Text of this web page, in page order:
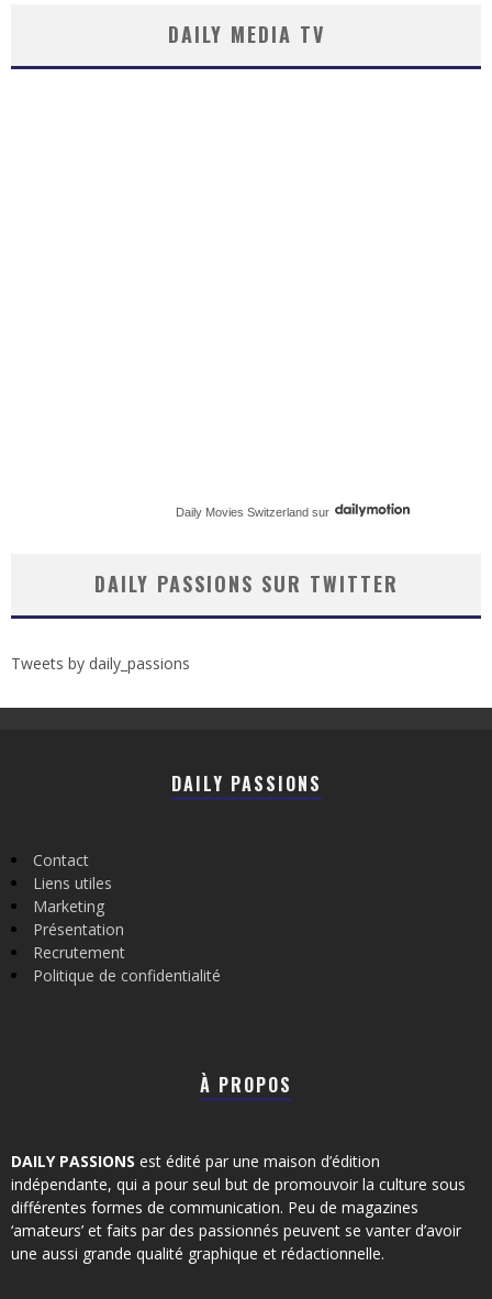
DAILY MEDIA TV
Daily Movies Switzerland sur
DAILY PASSIONS SUR TWITTER
Tweets by daily_passions
DAILY PASSIONS
Contact
Liens utiles
Marketing
Présentation
Recrutement
Politique de confidentialité
À PROPOS
DAILY PASSIONS est édité par une maison d’édition
indépendante, qui a pour seul but de promouvoir la culture sous
différentes formes de communication. Peu de magazines
‘amateurs’ et faits par des passionnés peuvent se vanter d’avoir
une aussi grande qualité graphique et rédactionnelle.